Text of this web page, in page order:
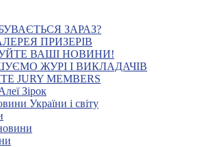
ЗАРАЗ?
ПРИЗЕРІВ
ВАШІ НОВИНИ!
ЖУРІ І ВИКЛАДАЧІВ
JURY MEMBERS
Зірок
України і світу